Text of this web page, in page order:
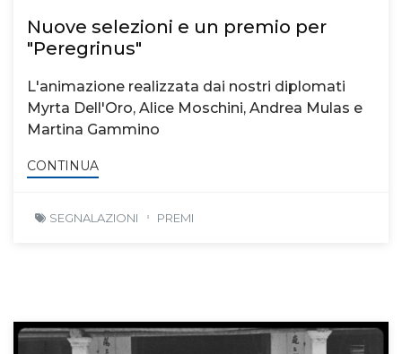
Nuove selezioni e un premio per
"Peregrinus"
L'animazione realizzata dai nostri diplomati
Myrta Dell'Oro, Alice Moschini, Andrea Mulas e
Martina Gammino
CONTINUA
SEGNALAZIONI PREMI